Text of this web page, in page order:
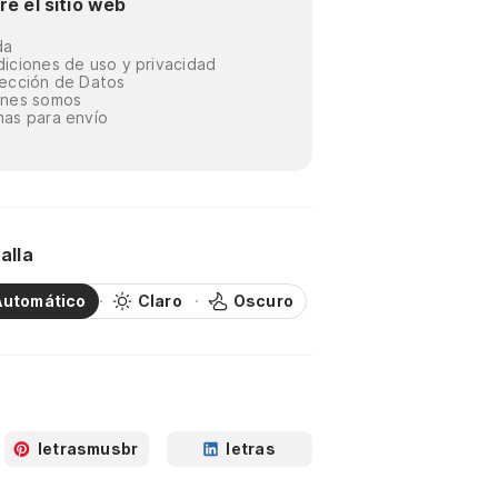
el sitio web
de uso y privacidad
de Datos
somos
para envío
Claro Oscuro
letrasmusbr letras